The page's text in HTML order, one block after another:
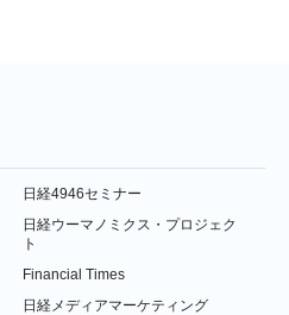
日経4946セミナー
日経ウーマノミクス・プロジェク
ト
Financial Times
日経メディアマーケティング